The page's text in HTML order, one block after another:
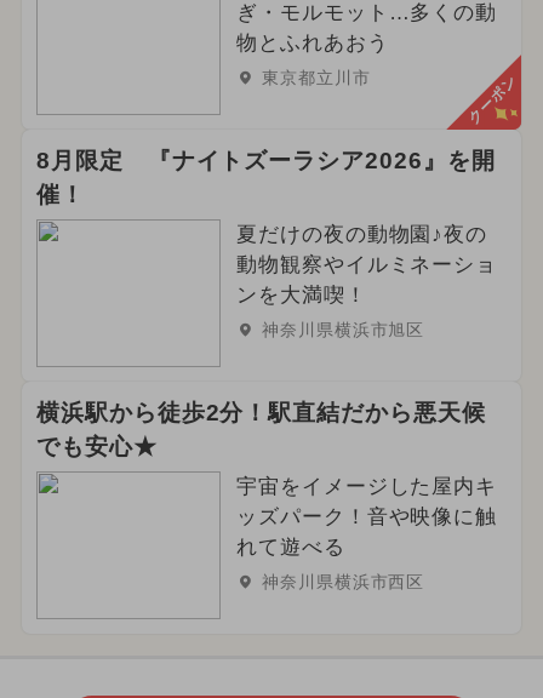
ぎ・モルモット…多くの動
物とふれあおう
東京都立川市 クーポン
8月限定 『ナイトズーラシア2026』を開
催！
夏だけの夜の動物園♪夜の
動物観察やイルミネーショ
ンを大満喫！
神奈川県横浜市旭区
横浜駅から徒歩2分！駅直結だから悪天候
でも安心★
宇宙をイメージした屋内キ
ッズパーク！音や映像に触
れて遊べる
神奈川県横浜市西区